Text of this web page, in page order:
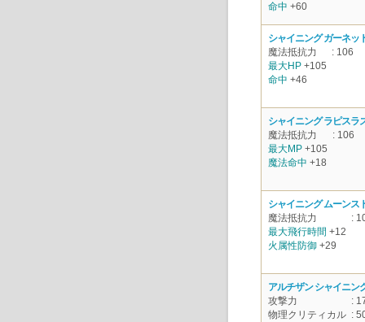
命中 +60
シャイニング ガーネッ
魔法抵抗力
: 106
最大HP +105
命中 +46
シャイニング ラピスラ
魔法抵抗力
: 106
最大MP +105
魔法命中 +18
シャイニング ムーンス
魔法抵抗力
:
最大飛行時間 +12
火属性防御 +29
アルチザン シャイニン
攻撃力
:
物理クリティカル :